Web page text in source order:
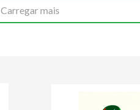
Carregar mais